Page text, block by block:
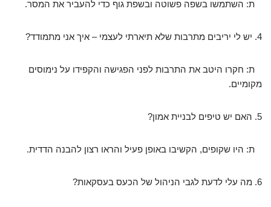
ת: השתמשו בשפה פשוטה ובשפת גוף כדי להעביר את המסר.
4. יש לי יריבים מתרבות שלא תיארתי לעצמי – איך אני מתמודד?
ת: חקרו היטב את התרבות לפני הפגישה והקפידו על נימוסים
מקומיים.
5. האם יש טיפים לבניית אמון?
ת: היו שקופים, הקשיבו באופן פעיל והראו רצון להבנה הדדית.
6. מה עלי לדעת לגבי הניהול של הכעס בעסקאות?